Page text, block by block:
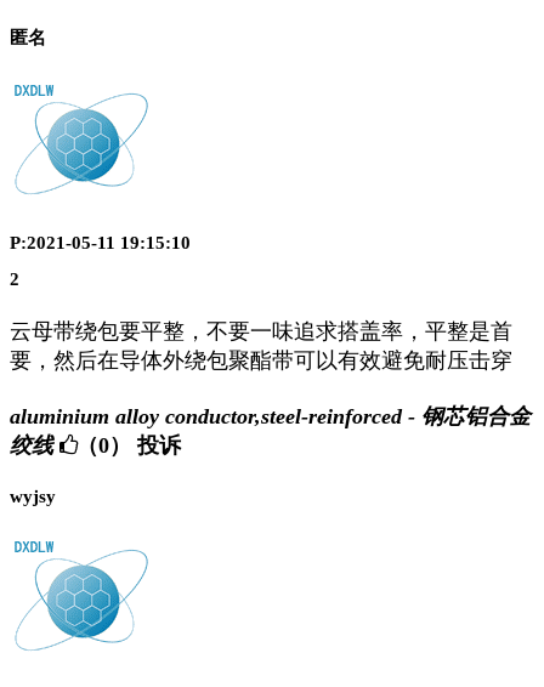
匿名
P:2021-05-11 19:15:10
2
云母带绕包要平整，不要一味追求搭盖率，平整是首
要，然后在导体外绕包聚酯带可以有效避免耐压击穿
aluminium alloy conductor,steel-reinforced - 钢芯铝合金
绞线
（0） 投诉
wyjsy